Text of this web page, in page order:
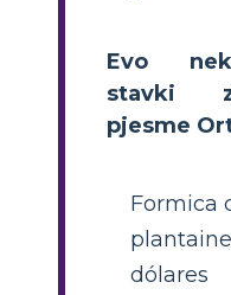
Evo
stavki
pjesme
Formica
plantaine
dólares